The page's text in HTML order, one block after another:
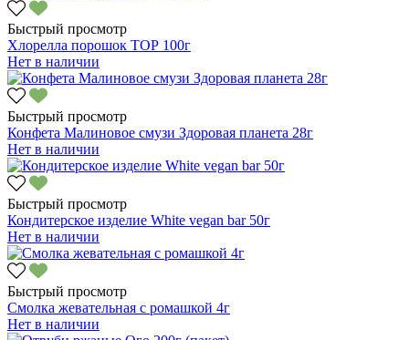
Быстрый просмотр
Хлорелла порошок ТОР 100г
Нет в наличии
Быстрый просмотр
Конфета Малиновое смузи Здоровая планета 28г
Нет в наличии
Быстрый просмотр
Кондитерское изделие White vegan bar 50г
Нет в наличии
Быстрый просмотр
Смолка жевательная с ромашкой 4г
Нет в наличии